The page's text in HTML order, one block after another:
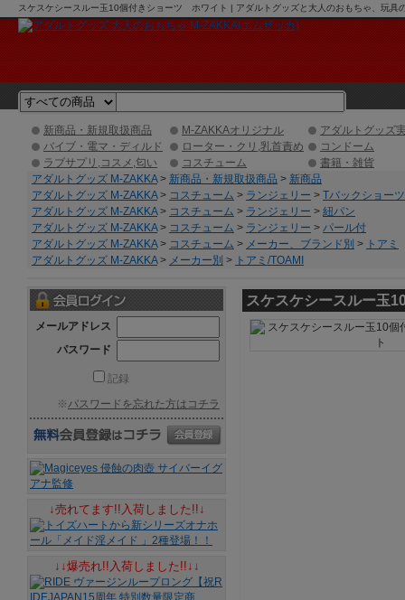
スケスケシースルー玉10個付きショーツ ホワイト | アダルトグッズと大人のおもちゃ、玩
新商品・新規取扱商品 M-ZAKKAオリジナル
アダルトグッズ
バイブ・電マ・ディルド
ローター・クリ,乳首責め
コンドーム
ラブサプリ,コスメ,匂い
コスチューム
書籍・雑貨
アダルトグッズ M-ZAKKA> 新商品・新規取扱商品 > 新商品
アダルトグッズ M-ZAKKA> コスチューム > ランジェリー > Tバックショーツ
アダルトグッズ M-ZAKKA> コスチューム > ランジェリー > 紐パン
アダルトグッズ M-ZAKKA> コスチューム > ランジェリー > パール付
アダルトグッズ M-ZAKKA> コスチューム > メーカー、ブランド別 > トアミ
アダルトグッズ M-ZAKKA> メーカー別 > トアミ/TOAMI
スケスケシースルー玉
メールアドレス
パスワード
記録
※パスワードを忘れた方はコチラ
↓売れてます!!入荷しました!!↓
↓↓爆売れ!!入荷しました!!↓↓